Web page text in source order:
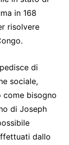
in 168
risolvere
di
sociale,
come bisogno
di Joseph
dallo